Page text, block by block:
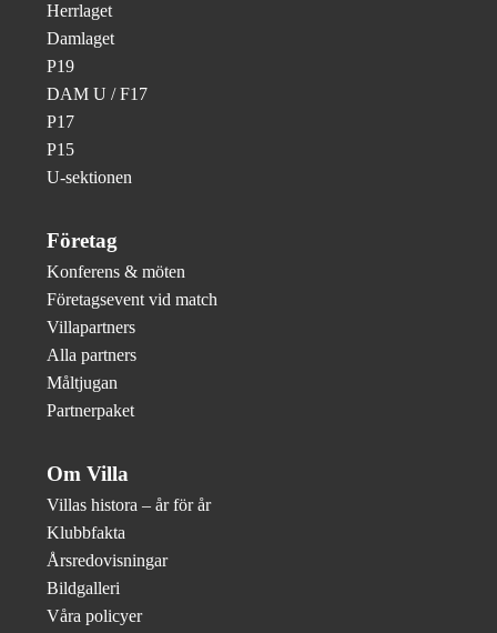
Herrlaget
Damlaget
P19
DAM U / F17
P17
P15
U-sektionen
Företag
Konferens & möten
Företagsevent vid match
Villapartners
Alla partners
Måltjugan
Partnerpaket
Om Villa
Villas histora – år för år
Klubbfakta
Årsredovisningar
Bildgalleri
Våra policyer